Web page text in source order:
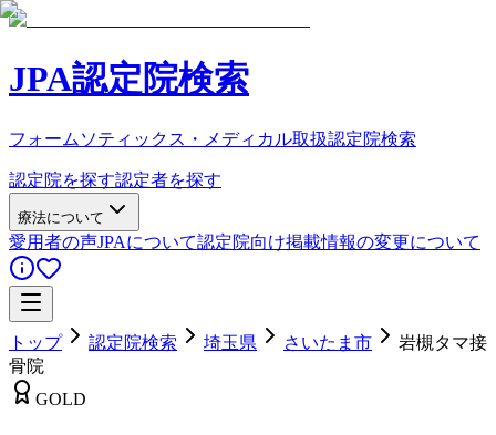
JPA認定院検索
フォームソティックス・メディカル取扱認定院検索
認定院を探す認定者を探す
療法について
愛用者の声JPAについて認定院向け掲載情報の変更について
トップ 認定院検索 埼玉県 さいたま市
岩槻タマ接
骨院
GOLD